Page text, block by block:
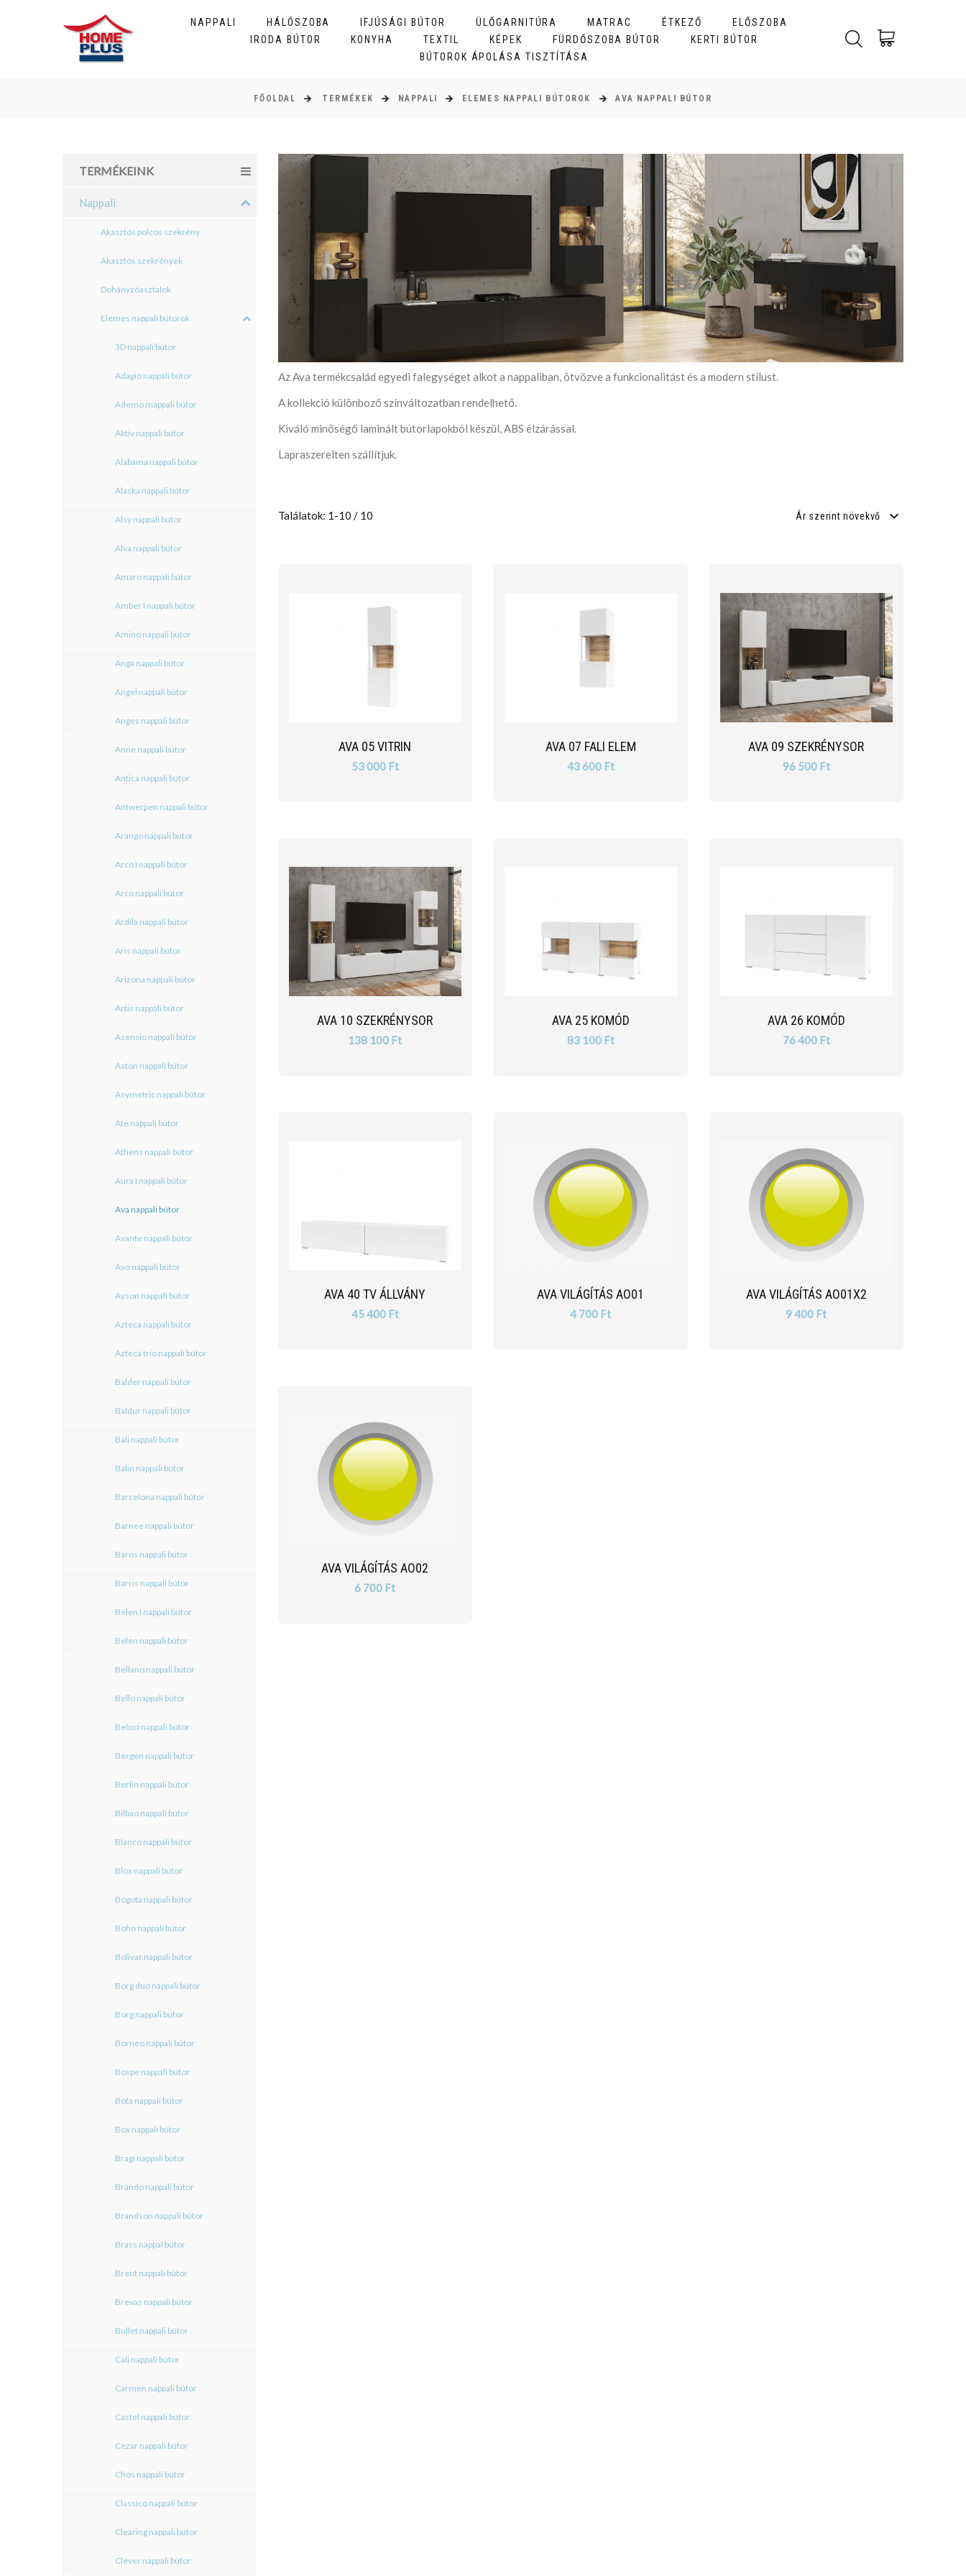
NAPPALI HÁLÓSZOBA IFJÚSÁGI BÚTOR ÜLŐGARNITÚRA MATRAC ÉTKEZŐ
ELŐSZOBA
IRODA BÚTOR
KONYHA TEXTIL KÉPEK FÜRDŐSZOBA BÚTOR
KERTI BÚTOR
BÚTOROK ÁPOLÁSA TISZTÍTÁSA
FŐOLDAL TERMÉKEK NAPPALI ELEMES NAPPALI BÚTOROK AVA NAPPALI BÚTOR
TERMÉKEINK
Nappali
Akasztós polcos szekrény
Akasztós szekrények
Dohányzóasztalok
Elemes nappali bútorok
3D nappali bútor
Adagio nappali bútor
Ademo mappali bútor
Aktiv nappali bútor
Alabama nappali bútor
Alaska nappali bútor
Alsy nappali bútor
Alva nappali bútor
Amaro nappali bútor
Amber I nappali bútor
Amino nappali bútor
Anga nappali bútor
Angel nappali bútor
Anges nappali bútor
Anne nappali bútor
Antica nappali bútor
Antwerpen nappali bútor
Arango nappali bútor
Arco I nappali bútor
Arco nappali bútor
Ardila nappali bútor
Aris nappali bútor
Arizona nappali bútor
Artis nappali bútor
Asensio nappali bútor
Aston nappali bútor
Asymetric nappali bútor
Ate nappali bútor
Athens nappali bútor
Aura I nappali bútor
Ava nappali bútor
Avante nappali bútor
Avo nappali bútor
Ayson nappali bútor
Azteca nappali bútor
Azteca trio nappali bútor
Balder nappali bútor
Baldur nappali bútor
Bali nappali bútor
Balin nappali bútor
Barcelona nappali bútor
Barnee nappali bútor
Baros nappali bútor
Barris nappali bútor
Belen I nappali bútor
Belen nappali bútor
Bellano nappali bútor
Bello nappali bútor
Beluci nappali bútor
Bergen nappali bútor
Berlin nappali bútor
Bilbao nappali bútor
Blanco nappali bútor
Blox nappali bútor
Bogota nappali bútor
Boho nappali bútor
Bolivar nappali bútor
Borg duo nappali bútor
Borg nappali bútor
Borneo nappali bútor
Bospe nappali bútor
Bota nappali bútor
Box nappali bútor
Bragi nappali bútor
Brando nappali bútor
Brandson nappali bútor
Brass nappal bútor
Brent nappali bútor
Brevas nappali bútor
Bullet nappali bútor
Cali nappali bútor
Carmen nappali bútor
Castel nappali bútor
Cezar nappali bútor
Chos nappali bútor
Classico nappali bútor
Clearing nappali bútor
Clever nappali bútor
Az Ava termékcsalád egyedi falegységet alkot a nappaliban, ötvözve a funkcionalitást és a modern stílust.
A kollekció különboző színváltozatban rendelhető.
Kiváló minőségő laminált bútorlapokból készül, ABS élzárással.
Lapraszerelten szállítjuk.
Találatok: 1-10 / 10 Ár szerint növekvő
AVA 05 VITRIN
53 000 Ft
AVA 07 FALI ELEM
43 600 Ft
AVA 09 SZEKRÉNYSOR
96 500 Ft
AVA 10 SZEKRÉNYSOR
138 100 Ft
AVA 25 KOMÓD
83 100 Ft
AVA 26 KOMÓD
76 400 Ft
AVA 40 TV ÁLLVÁNY
45 400 Ft
AVA VILÁGÍTÁS AO01
4 700 Ft
AVA VILÁGÍTÁS AO01X2
9 400 Ft
AVA VILÁGÍTÁS AO02
6 700 Ft